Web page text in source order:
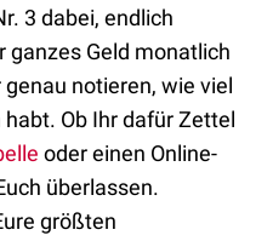
3 dabei, endlich
ganzes Geld monatlich
notieren, wie viel
Ob Ihr dafür Zettel
oder einen Online-
überlassen.
größten